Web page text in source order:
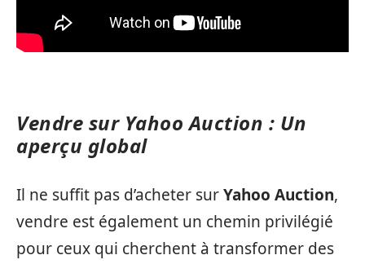
Vendre sur Yahoo Auction : Un
aperçu global
Il ne suffit pas d’acheter surYahoo Auction,
vendre est également un chemin privilégié
pour ceux qui cherchent à transformer des